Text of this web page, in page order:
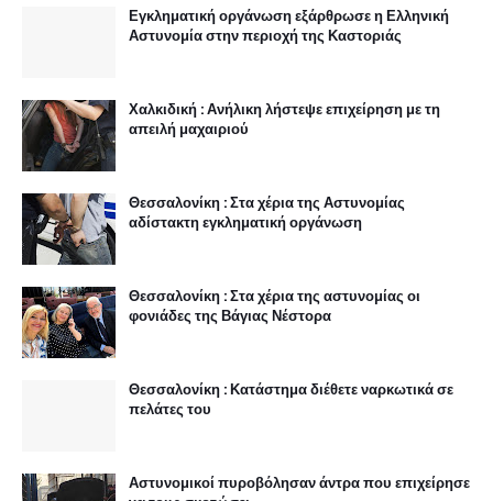
Εγκληματική οργάνωση εξάρθρωσε η Ελληνική
Αστυνομία στην περιοχή της Καστοριάς
Χαλκιδική : Ανήλικη λήστεψε επιχείρηση με τη
απειλή μαχαιριού
Θεσσαλονίκη : Στα χέρια της Αστυνομίας
αδίστακτη εγκληματική οργάνωση
Θεσσαλονίκη : Στα χέρια της αστυνομίας οι
φονιάδες της Βάγιας Νέστορα
Θεσσαλονίκη : Κατάστημα διέθετε ναρκωτικά σε
πελάτες του
Αστυνομικοί πυροβόλησαν άντρα που επιχείρησε